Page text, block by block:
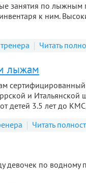
занятия по лыжным
к ним.
Читать
лыжам
и
детей 3.5 лет до
Читать
девочек по водному